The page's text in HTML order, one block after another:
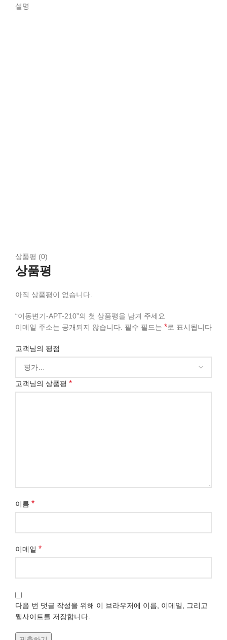
설명
상품평 (0)
상품평
아직 상품평이 없습니다.
“이동변기-APT-210”의 첫 상품평을 남겨 주세요
이메일 주소는 공개되지 않습니다. 필수 필드는 *로 표시됩니다
고객님의 평점
고객님의 상품평 *
이름 *
이메일 *
다음 번 댓글 작성을 위해 이 브라우저에 이름, 이메일, 그리고
웹사이트를 저장합니다.